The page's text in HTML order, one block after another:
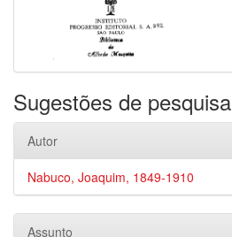
Sugestões de pesquisa
Autor
Nabuco, Joaquim, 1849-1910
Assunto